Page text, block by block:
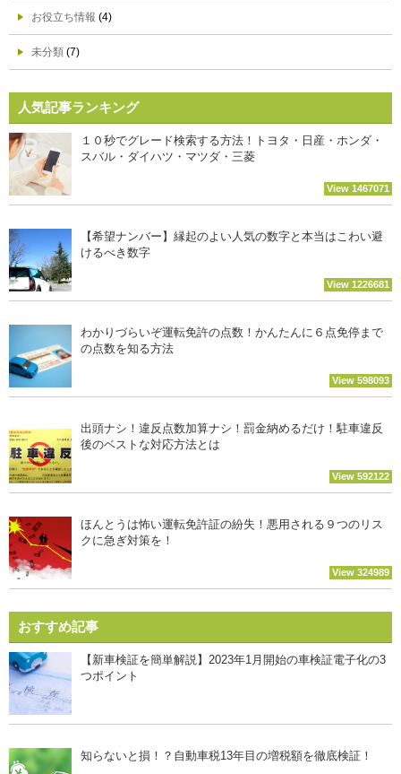
お役立ち情報 (4)
未分類 (7)
人気記事ランキング
１０秒でグレード検索する方法！トヨタ・日産・ホンダ・
スバル・ダイハツ・マツダ・三菱
View 1467071
【希望ナンバー】縁起のよい人気の数字と本当はこわい避
けるべき数字
View 1226681
わかりづらいぞ運転免許の点数！かんたんに６点免停まで
の点数を知る方法
View 598093
出頭ナシ！違反点数加算ナシ！罰金納めるだけ！駐車違反
後のベストな対応方法とは
View 592122
ほんとうは怖い運転免許証の紛失！悪用される９つのリス
クに急ぎ対策を！
View 324989
おすすめ記事
【新車検証を簡単解説】2023年1月開始の車検証電子化の3
つポイント
知らないと損！？自動車税13年目の増税額を徹底検証！